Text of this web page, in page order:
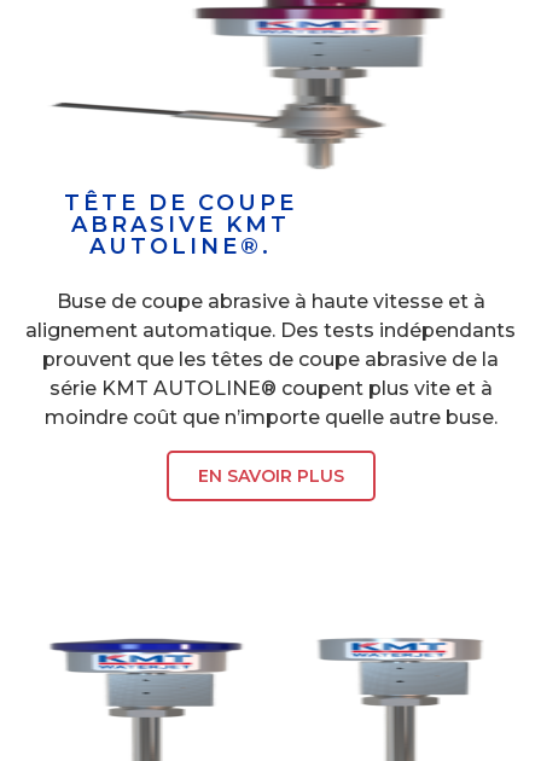
TÊTE DE COUPE
ABRASIVE KMT
AUTOLINE®.
Buse de coupe abrasive à haute vitesse et à
alignement automatique. Des tests indépendants
prouvent que les têtes de coupe abrasive de la
série KMT AUTOLINE® coupent plus vite et à
moindre coût que n’importe quelle autre buse.
EN SAVOIR PLUS